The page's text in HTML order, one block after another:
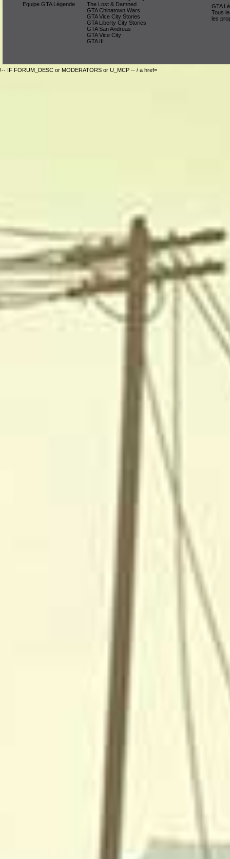
Equipe GTA Légende
The Lost & Damned
GTA Chinatown Wars
GTA Vice City Stories
GTA Liberty City Stories
GTA San Andreas
GTA Vice City
GTA III
GTA
Tous
les
!-- IF FORUM_DESC or MODERATORS or U_MCP -- / a href=